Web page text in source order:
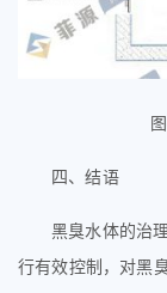
图
四、结语
黑臭水体的治
行有效控制，对黑